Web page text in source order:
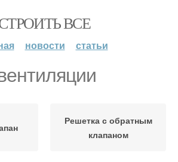
ВСЕ
новости статьи
Решетка с обратным
клапаном